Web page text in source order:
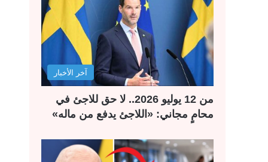
آخر الأخبار
من 12 يوليو 2026.. لا حق للاجئ في
محامٍ مجاني: «اللاجئ يدفع من ماله»